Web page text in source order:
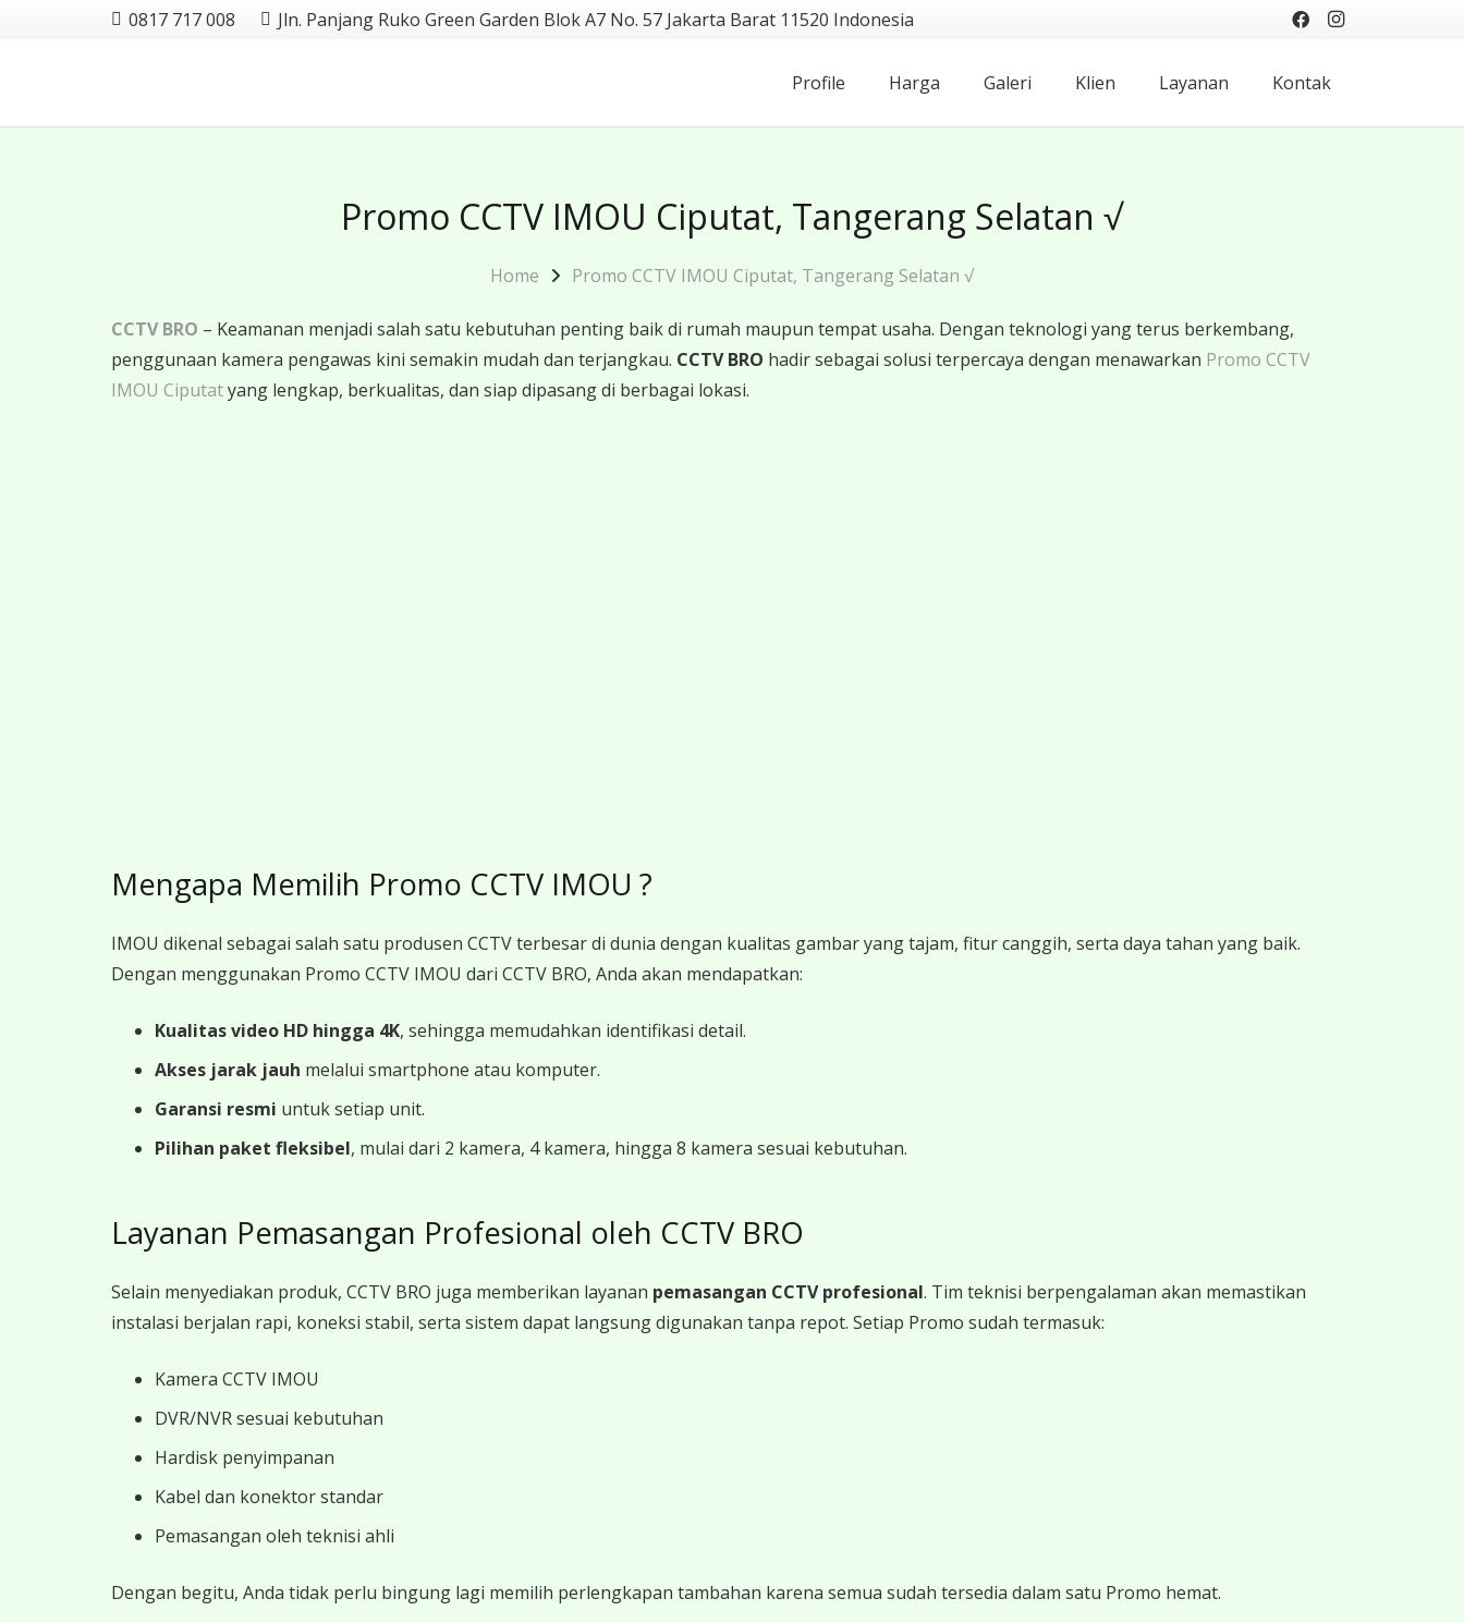
0817 717 008 Jln. Panjang Ruko Green Garden Blok A7 No. 57 Jakarta Barat 11520 Indonesia
Profile Harga Galeri Klien Layanan Kontak
Promo CCTV IMOU Ciputat, Tangerang Selatan √
Home Promo CCTV IMOU Ciputat, Tangerang Selatan √
CCTV BRO – Keamanan menjadi salah satu kebutuhan penting baik di rumah maupun tempat usaha. Dengan teknologi yang terus berkembang,
penggunaan kamera pengawas kini semakin mudah dan terjangkau. CCTV BRO hadir sebagai solusi terpercaya dengan menawarkan Promo CCTV
IMOU Ciputatyang lengkap, berkualitas, dan siap dipasang di berbagai lokasi.
Mengapa Memilih Promo CCTV IMOU ?
IMOU dikenal sebagai salah satu produsen CCTV terbesar di dunia dengan kualitas gambar yang tajam, fitur canggih, serta daya tahan yang baik.
Dengan menggunakan Promo CCTV IMOU dari CCTV BRO, Anda akan mendapatkan:
Kualitas video HD hingga 4K, sehingga memudahkan identifikasi detail.
Akses jarak jauh melalui smartphone atau komputer.
Garansi resmi untuk setiap unit.
Pilihan paket fleksibel, mulai dari 2 kamera, 4 kamera, hingga 8 kamera sesuai kebutuhan.
Layanan Pemasangan Profesional oleh CCTV BRO
Selain menyediakan produk, CCTV BRO juga memberikan layanan pemasangan CCTV profesional. Tim teknisi berpengalaman akan memastikan
instalasi berjalan rapi, koneksi stabil, serta sistem dapat langsung digunakan tanpa repot. Setiap Promo sudah termasuk:
Kamera CCTV IMOU
DVR/NVR sesuai kebutuhan
Hardisk penyimpanan
Kabel dan konektor standar
Pemasangan oleh teknisi ahli
Dengan begitu, Anda tidak perlu bingung lagi memilih perlengkapan tambahan karena semua sudah tersedia dalam satu Promo hemat.